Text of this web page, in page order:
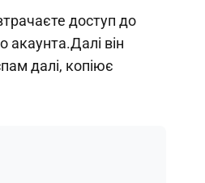
доступ до
акаунта.Далі він
далі, копіює